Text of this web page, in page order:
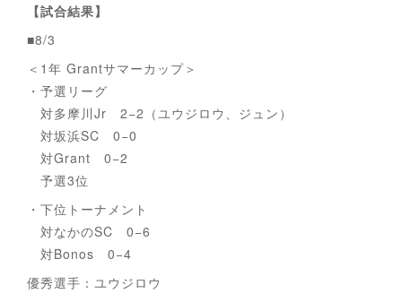
【試合結果】
■8/3
＜1年 Grantサマーカップ＞
・予選リーグ
対多摩川Jr 2−2（ユウジロウ、ジュン）
対坂浜SC 0−0
対Grant 0−2
予選3位
・下位トーナメント
対なかのSC 0−6
対Bonos 0−4
優秀選手：ユウジロウ